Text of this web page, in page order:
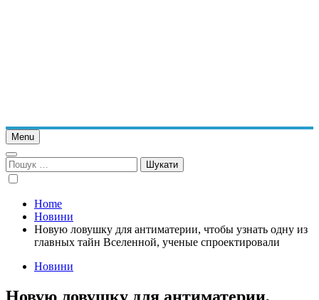
Menu
Пошук:
Home
Новини
Новую ловушку для антиматерии, чтобы узнать одну из
главных тайн Вселенной, ученые спроектировали
Новини